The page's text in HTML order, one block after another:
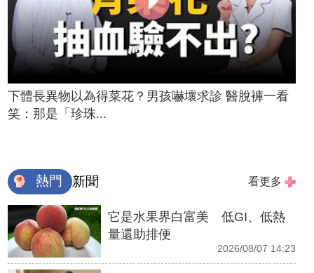
下體長異物以為得菜花？男孩嚇壞求診 醫脫褲一看
笑：那是「珍珠...
熱門 新聞 看更多
它是水果界白富美 低GI、低熱
量還助排便
2026/08/07 14:23